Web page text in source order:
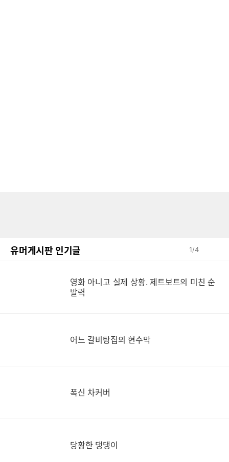
유머게시판 인기글 1/4
영화 아니고 실제 상황. 제트보트의 미친 순
발력
어느 갈비탕집의 현수막
폭신 차커버
당황한 댕댕이